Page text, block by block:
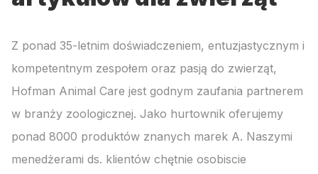
Z ponad 35-letnim doświadczeniem, entuzjastycznym i
kompetentnym zespołem oraz pasją do zwierząt,
Hofman Animal Care jest godnym zaufania partnerem
w branży zoologicznej. Jako hurtownik oferujemy
ponad 8000 produktów znanych marek A. Naszymi
menedżerami ds. klientów chętnie osobiscie